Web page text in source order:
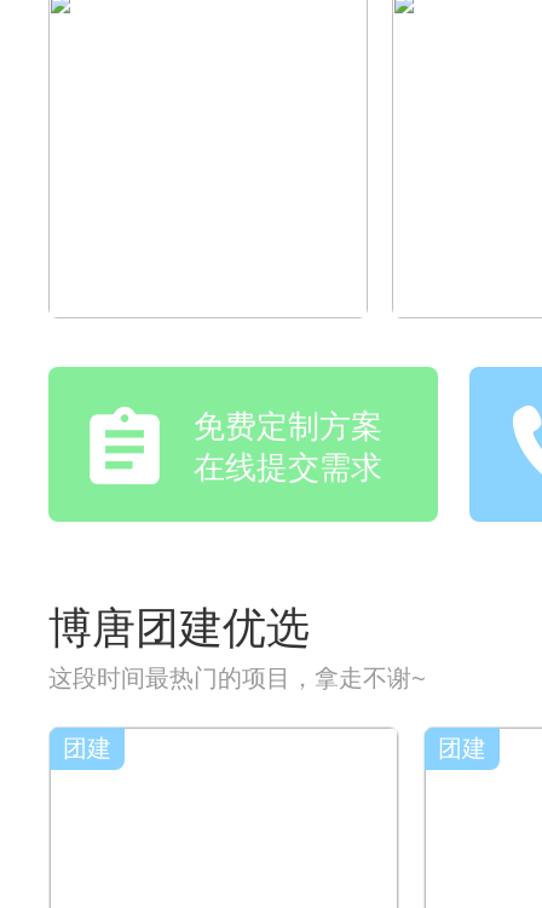
免费定制方案
在线提交需求
博唐团建优选
这段时间最热门的项目，拿走不谢~
团建 团建